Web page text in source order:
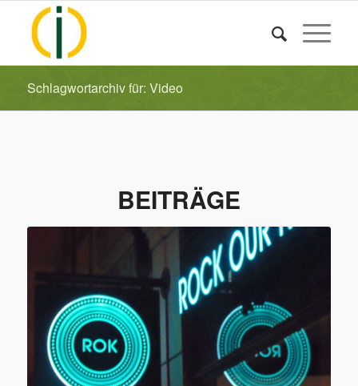
Schlagwortarchiv für: Video
BEITRÄGE